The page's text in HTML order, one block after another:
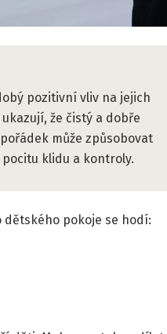
pozitivní vliv na jejich
že čistý a dobře
může způsobovat
klidu a kontroly.
dětského pokoje se hodí: